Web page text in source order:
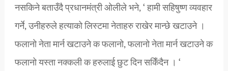
नसकिने बताउँदै प्रधानमंत्री ओलीले भने, ‘ हामी सहिषुष्ण व्यवहार
गर्ने, उनीहरुले हत्याको लिस्टमा नेताहरु राखेर मान्छे खटाउने ।
फलानो नेता मार्न खटाउने क फलानो, फलानो नेता मार्न खटाउने क
फलानो यस्ता नक्कली क हरुलाई छुट दिन सकिँदैन । ‘